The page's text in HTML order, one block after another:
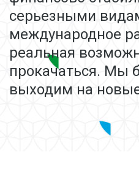
серьезными
международное
реальная
прокачаться. Мы
выходим на